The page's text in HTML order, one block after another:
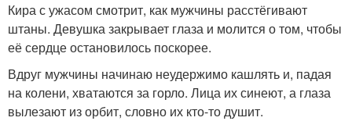
Кира с ужасом смотрит, как мужчины расстёгивают
штаны. Девушка закрывает глаза и молится о том, чтобы
её сердце остановилось поскорее.
Вдруг мужчины начинаю неудержимо кашлять и, падая
на колени, хватаются за горло. Лица их синеют, а глаза
вылезают из орбит, словно их кто-то душит.